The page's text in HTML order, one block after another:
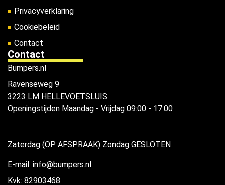
Privacyverklaring
Cookiebeleid
Contact
Contact
Bumpers.nl
Ravenseweg 9
3223 LM HELLEVOETSLUIS
Openingstijden Maandag - Vrijdag 09:00 - 17:00
Zaterdag (OP AFSPRAAK) Zondag GESLOTEN
E-mail: info@bumpers.nl
Kvk: 82903468